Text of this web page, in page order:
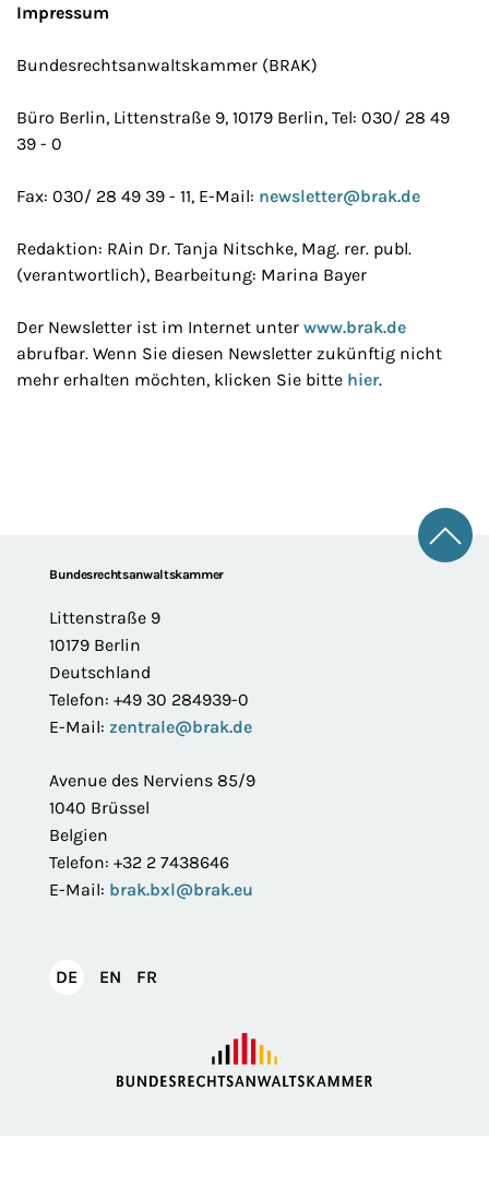
Impressum
Bundesrechtsanwaltskammer (BRAK)
Büro Berlin, Littenstraße 9, 10179 Berlin, Tel: 030/ 28 49
39 - 0
Fax: 030/ 28 49 39 - 11, E-Mail: newsletter@brak.de
Redaktion: RAin Dr. Tanja Nitschke, Mag. rer. publ.
(verantwortlich), Bearbeitung: Marina Bayer
Der Newsletter ist im Internet unter www.brak.de
abrufbar. Wenn Sie diesen Newsletter zukünftig nicht
mehr erhalten möchten, klicken Sie bitte hier.
FooterBundesrechtsanwaltskammer
Littenstraße 9
10179 Berlin
Deutschland
Telefon: +49 30 284939-0
E-Mail: zentrale@brak.de
Avenue des Nerviens 85/9
1040 Brüssel
Belgien
Telefon: +32 2 7438646
E-Mail: brak.bxl@brak.eu
DEDeutsch
EN English
FR